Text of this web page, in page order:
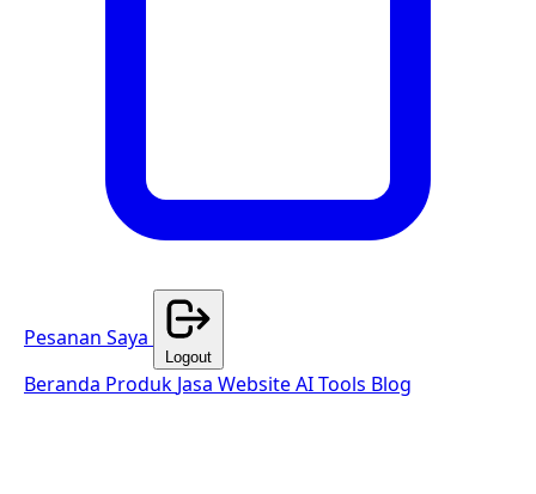
Pesanan Saya
Logout
Beranda Produk Jasa WebsiteAI Tools Blog